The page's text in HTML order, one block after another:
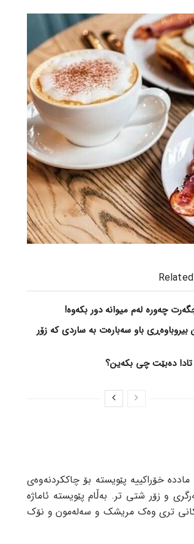
Related
چەورە لەم میوانە دور بکەوە!
باو سەبارەت بە ساردی کە زۆر
تادا دەبێت چی بکەین؟
خۆراکییە پێویستە بۆ چاککردنەوەی
و زۆر شتی تر. بەڵام پێویستە ئاماژە
تری وەک مریشک و سەلەمون و نۆک